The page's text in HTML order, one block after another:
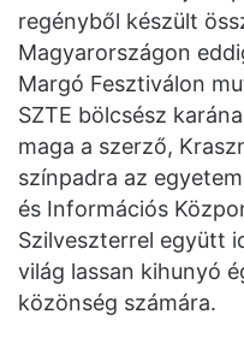
regényből készült
Magyarországon
Margó Fesztiválon
SZTE bölcsész
maga a szerző,
színpadra az
és Információs
Szilveszterrel együtt
világ lassan kihunyó
közönség számára.